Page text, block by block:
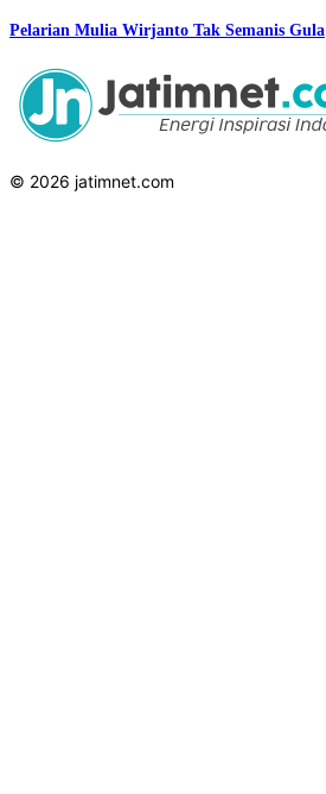
Pelarian Mulia Wirjanto Tak Semanis Gula
© 2026 jatimnet.com